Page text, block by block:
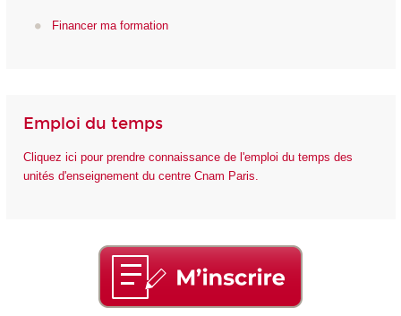
Financer ma formation
Emploi du temps
Cliquez ici pour prendre connaissance de l'emploi du temps des
unités d'enseignement du centre Cnam Paris.